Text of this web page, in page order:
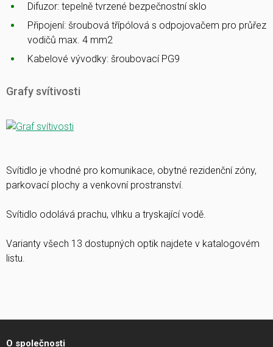
Difuzor: tepelně tvrzené bezpečnostní sklo
Připojení: šroubová třípólová s odpojovačem pro průřez
vodičů max. 4 mm2
Kabelové vývodky: šroubovací PG9
Grafy svítivosti
Svítidlo je vhodné pro komunikace, obytné rezidenční zóny,
parkovací plochy a venkovní prostranství.
Svítidlo odolává prachu, vlhku a tryskající vodě.
Varianty všech 13 dostupných optik najdete v katalogovém
listu.
O společnosti